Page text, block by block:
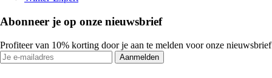
Abonneer je op onze nieuwsbrief
Profiteer van 10% korting door je aan te melden voor onze nieuwsbrief
Aanmelden